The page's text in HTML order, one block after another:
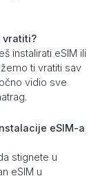
vratiti?
instalirati eSIM ili
ti vratiti sav
vidio sve
eSIM-a
stignete u
eSIM u